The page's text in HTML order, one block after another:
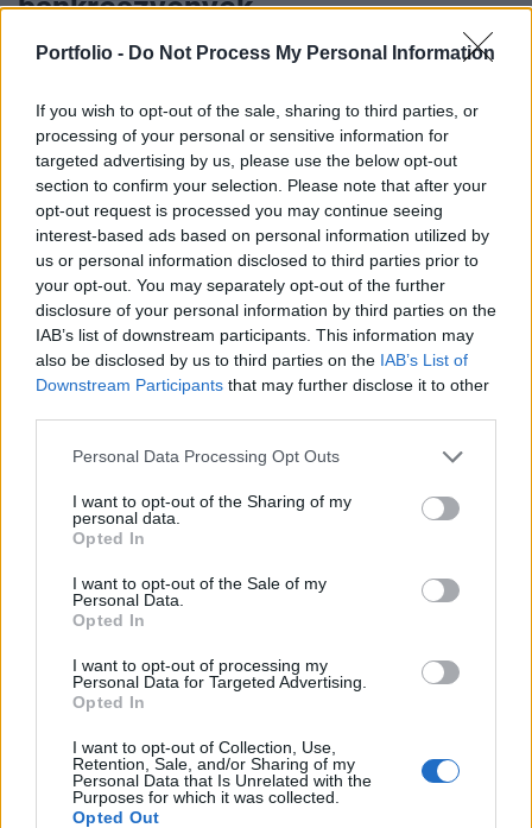
Portfolio - Do Not Process My Personal Information
If you wish to opt-out of the sale, sharing to third parties, or
processing of your personal or sensitive information for
targeted advertising by us, please use the below opt-out
section to confirm your selection. Please note that after your
opt-out request is processed you may continue seeing
interest-based ads based on personal information utilized by
us or personal information disclosed to third parties prior to
your opt-out. You may separately opt-out of the further
disclosure of your personal information by third parties on the
IAB’s list of downstream participants. This information may
also be disclosed by us to third parties on the IAB’s List of
Downstream Participants that may further disclose it to other
Personal Data Processing Opt Outs
I want to opt-out of the Sharing of my
personal data.
Opted In
I want to opt-out of the Sale of my
Personal Data.
Opted In
I want to opt-out of processing my
Personal Data for Targeted Advertising.
Opted In
I want to opt-out of Collection, Use,
Retention, Sale, and/or Sharing of my
Personal Data that Is Unrelated with the
Purposes for which it was collected.
Opted Out
bankrészvények
Rossz üzenetet küld a részvényeseknek az
osztalékfizetés és a részvény-visszavásárlások -
írja Richard X. Bove, neves amerikai bankelemző a
CNBC hírportálon. A szakember szerint főleg azért
teljesítettek rosszul az amerikai bankrészvények
az elmúlt 18 hónapban, mert a pénzintézetek
befektetői azt látják, nem tudnak a pénzzel mit
kezdeni a bankok, nincs stabil jövőképük
154,6 milliárd dollárnyi bevételre tett szert az Egyesült
alapvető tőkéje viszont 2,4 milliárd dollárt nőtt csak.
Mindez azt jelenti Richard Bove, neves amerikai
bankok a részvényeseiknek részvény-visszavásárlásokon
és osztalékokon keresztül. Bove úgy véli...
KEDVES OLVASÓNK!
A keresett cikk a portfolio.hu hírarchívumához
tartozik, melynek olvasása előfizetéses
regisztrációhoz kötött.